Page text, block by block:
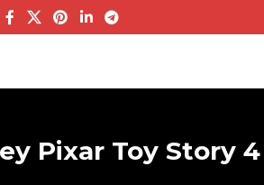
Pixar Toy Story 4